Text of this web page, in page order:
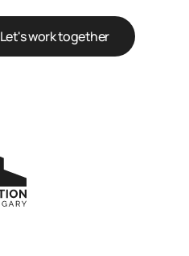
Let's work together